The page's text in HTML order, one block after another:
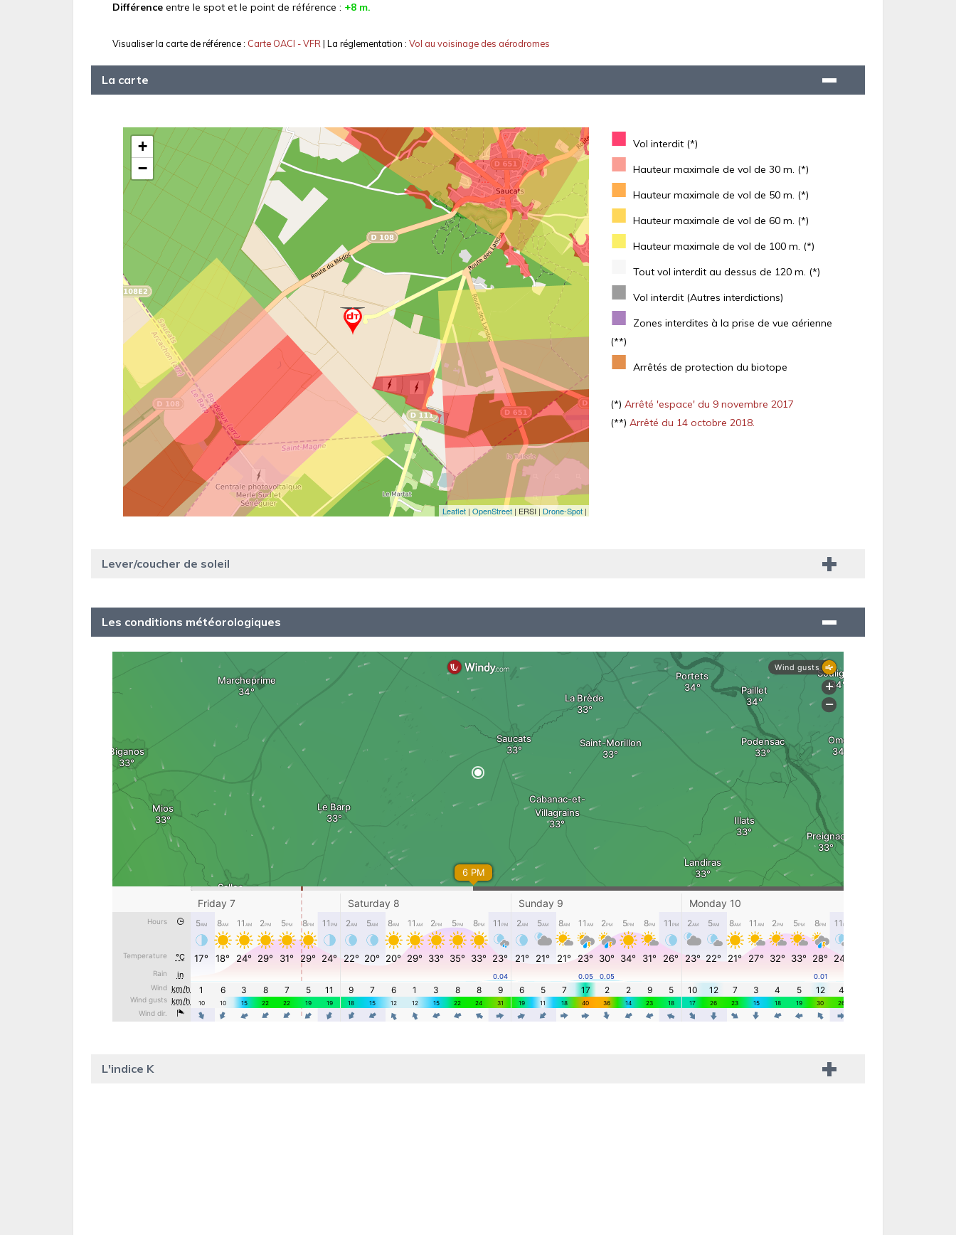
Différence entre le spot et le point de référence : +8 m.
Visualiser la carte de référence : Carte OACI - VFR| La réglementation : Vol au voisinage des aérodromes
La carte
■ Vol interdit (*)
■ Hauteur maximale de vol de 30 m. (*)
■ Hauteur maximale de vol de 50 m. (*)
■ Hauteur maximale de vol de 60 m. (*)
■ Hauteur maximale de vol de 100 m. (*)
Tout vol interdit au dessus de 120 m. (*)
■ Vol interdit (Autres interdictions)
■
Zones interdites à la prise de vue aérienne
(**)
■ Arrêtés de protection du biotope
(*) Arrêté 'espace' du 9 novembre 2017
(**) Arrêté du 14 octobre 2018.
Lever/coucher de soleil
Les conditions météorologiques
L'indice K